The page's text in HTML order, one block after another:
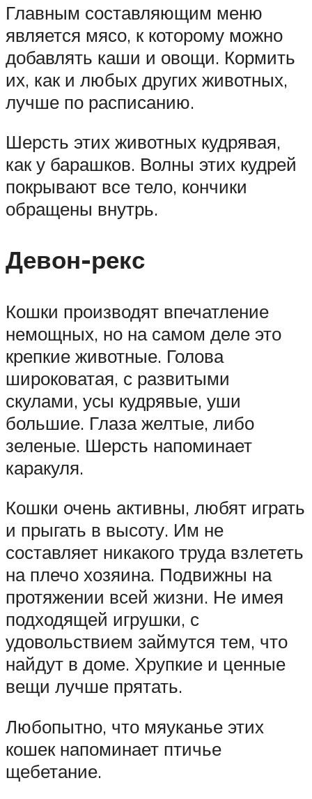
Главным составляющим меню
является мясо, к которому можно
добавлять каши и овощи. Кормить
их, как и любых других животных,
лучше по расписанию.
Шерсть этих животных кудрявая,
как у барашков. Волны этих кудрей
покрывают все тело, кончики
обращены внутрь.
Девон-рекс
Кошки производят впечатление
немощных, но на самом деле это
крепкие животные. Голова
широковатая, с развитыми
скулами, усы кудрявые, уши
большие. Глаза желтые, либо
зеленые. Шерсть напоминает
каракуля.
Кошки очень активны, любят играть
и прыгать в высоту. Им не
составляет никакого труда взлететь
на плечо хозяина. Подвижны на
протяжении всей жизни. Не имея
подходящей игрушки, с
удовольствием займутся тем, что
найдут в доме. Хрупкие и ценные
вещи лучше прятать.
Любопытно, что мяуканье этих
кошек напоминает птичье
щебетание.